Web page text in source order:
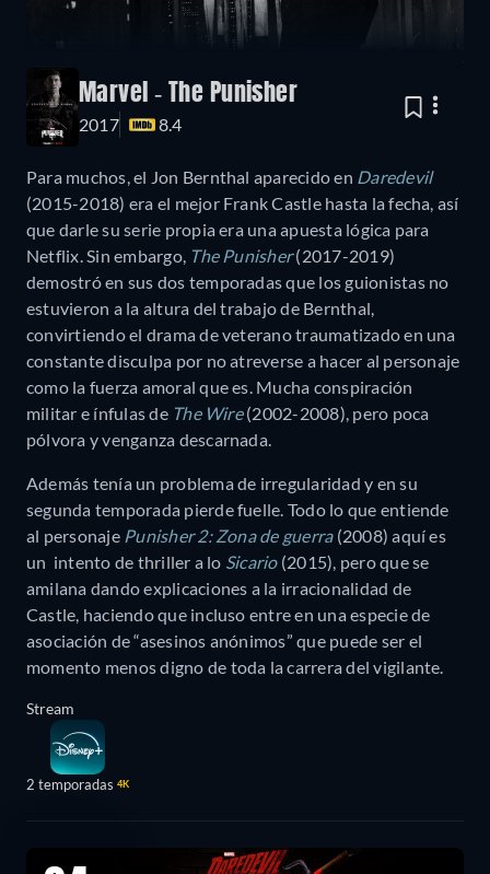
Marvel - The Punisher
2017 8.4
Para muchos, el Jon Bernthal aparecido en Daredevil
(2015-2018) era el mejor Frank Castle hasta la fecha, así
que darle su serie propia era una apuesta lógica para
Netflix. Sin embargo, The Punisher(2017-2019)
demostró en sus dos temporadas que los guionistas no
estuvieron a la altura del trabajo de Bernthal,
convirtiendo el drama de veterano traumatizado en una
constante disculpa por no atreverse a hacer al personaje
como la fuerza amoral que es. Mucha conspiración
militar e ínfulas de The Wire(2002-2008), pero poca
pólvora y venganza descarnada.
Además tenía un problema de irregularidad y en su
segunda temporada pierde fuelle. Todo lo que entiende
al personaje Punisher 2: Zona de guerra(2008) aquí es
un intento de thriller a lo Sicario(2015), pero que se
amilana dando explicaciones a la irracionalidad de
Castle, haciendo que incluso entre en una especie de
asociación de “asesinos anónimos” que puede ser el
momento menos digno de toda la carrera del vigilante.
Stream
2 temporadas 4K